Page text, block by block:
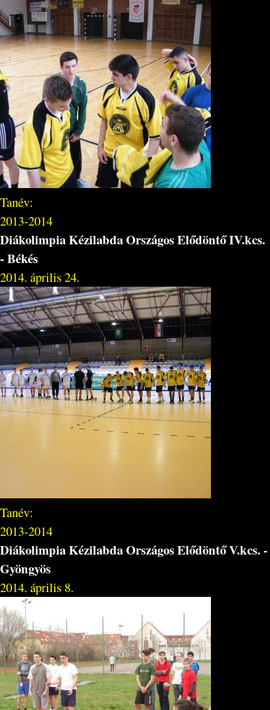
Tanév:
2013-2014
Diákolimpia Kézilabda Országos Elődöntő IV.kcs.
- Békés
2014. április 24.
Tanév:
2013-2014
Diákolimpia Kézilabda Országos Elődöntő V.kcs. -
Gyöngyös
2014. április 8.